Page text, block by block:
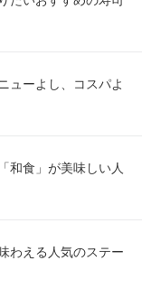
ューよし、コスパよ
和食」が美味しい人
わえる人気のステー